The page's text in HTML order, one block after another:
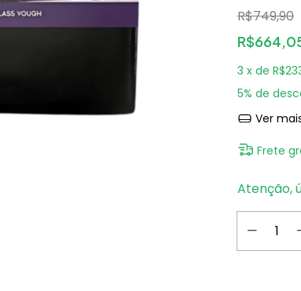
R$749,90
3 x de
5% de
Ver
Frete
Atenção,